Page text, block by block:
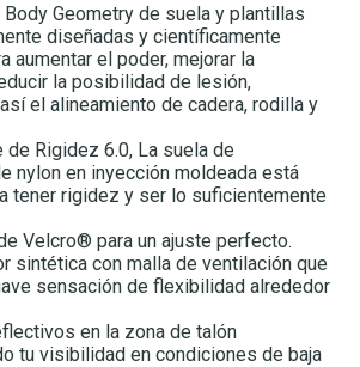
Geometry de suela y plantillas
diseñadas y científicamente
aumentar el poder, mejorar la
la posibilidad de lesión,
el alineamiento de cadera, rodilla y
de Rigidez 6.0, La suela de
nylon en inyección moldeada está
tener rigidez y ser lo suficientemente
Velcro® para un ajuste perfecto.
sintética con malla de ventilación que
sensación de flexibilidad alrededor
en la zona de talón
tu visibilidad en condiciones de baja